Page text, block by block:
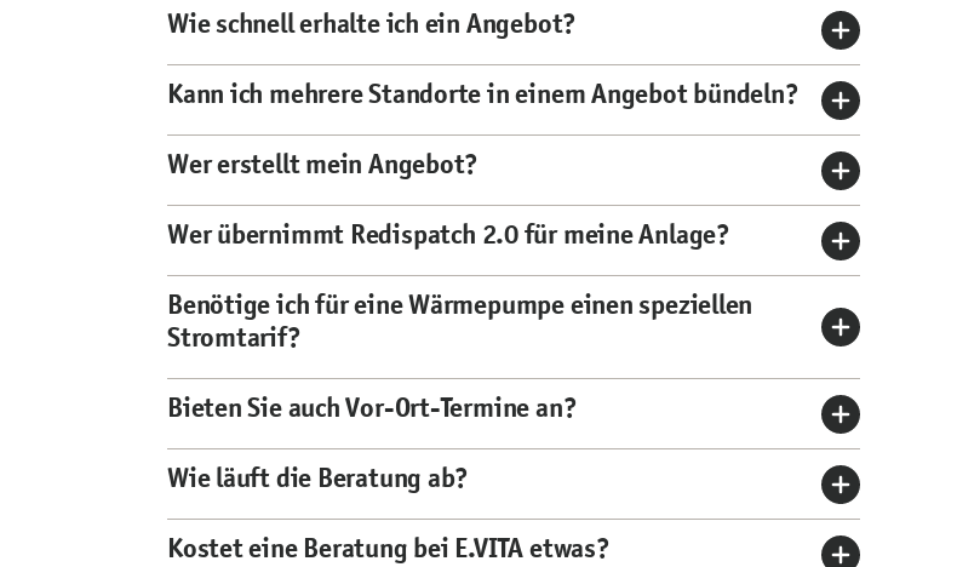
Wie schnell erhalte ich ein Angebot?
Kann ich mehrere Standorte in einem Angebot bündeln?
Wer erstellt mein Angebot?
Wer übernimmt Redispatch 2.0 für meine Anlage?
Benötige ich für eine Wärmepumpe einen speziellen
Stromtarif?
Bieten Sie auch Vor-Ort-Termine an?
Wie läuft die Beratung ab?
Kostet eine Beratung bei E.VITA etwas?